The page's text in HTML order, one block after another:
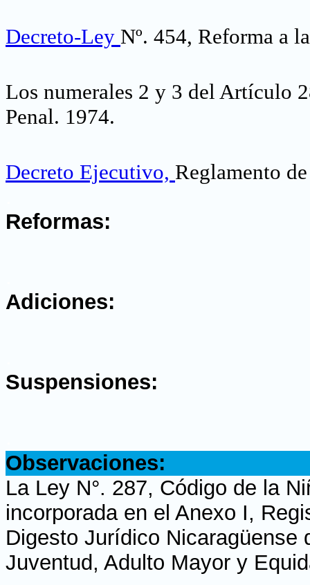
Decreto-Ley Nº. 454, Reforma a
Los numerales 2 y 3 del Artículo
Penal. 1974.
Decreto Ejecutivo, Reglamento
Reformas:
Adiciones:
Suspensiones:
Observaciones:
La Ley N°. 287, Código de la
incorporada en el Anexo I,
Digesto Jurídico Nicaragüense
Juventud, Adulto Mayor y